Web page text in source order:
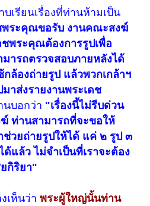
เรียนเรื่องที่ท่านห้ามเป็น
พระคุณขอรับ งานคณะสงฆ์
พระคุณต้องการรูปเพื่อ
ารถตรวจสอบภายหลังได้
ล้องถ่ายรูป แล้วพวกเกล้าฯ
าส่งรายงานพระเดช
นบอกว่า "เรื่องนี้ไม่รีบด่วน
ท่านสามารถที่จะขอให้
ช่วยถ่ายรูปให้ได้ แค่ ๒ รูป ๓
แล้ว ไม่จำเป็นที่เราจะต้อง
กิริยา"
เห็นว่าพระผู้ใหญ่นั้นท่าน